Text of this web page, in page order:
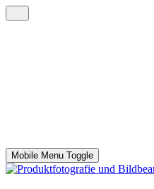
Mobile Menu Toggle